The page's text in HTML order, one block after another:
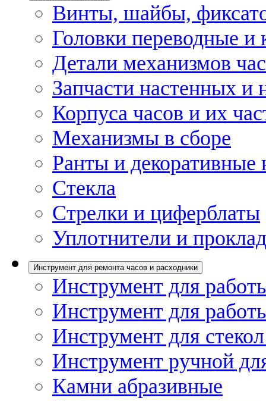
Винты, шайбы,
Головки переводные и
Детали механизмов
Запчасти настенных и
Корпуса часов и их
Механизмы в сборе
Ранты и декоративные
Стекла
Стрелки и циферблаты
Уплотнители и
Инструмент для ремонта часов и расходники
Инструмент для
Инструмент для
Инструмент для
Инструмент ручной
Камни абразивные